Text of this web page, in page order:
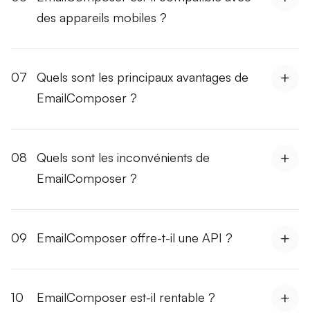
des appareils mobiles ?
07
Quels sont les principaux avantages de
EmailComposer ?
08
Quels sont les inconvénients de
EmailComposer ?
09 EmailComposer offre-t-il une API ?
10 EmailComposer est-il rentable ?